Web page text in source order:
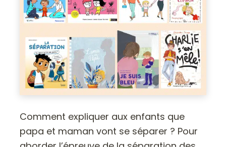
Comment expliquer aux enfants que
papa et maman vont se séparer ? Pour